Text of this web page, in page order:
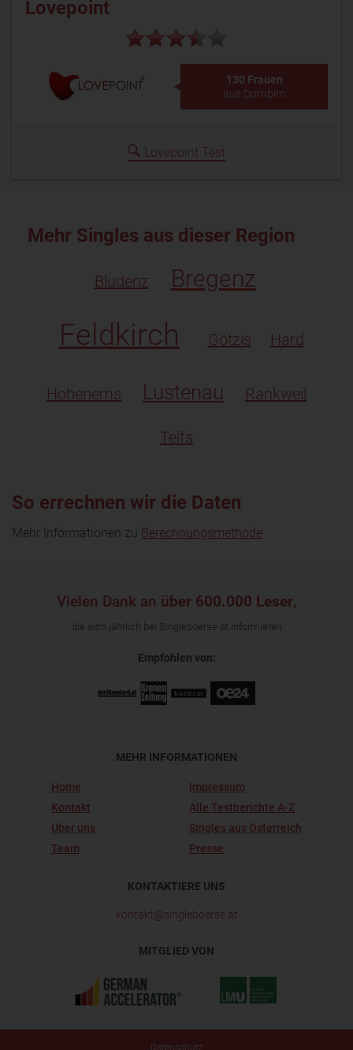
Lovepoint
130 Frauen
aus Dornbirn
Lovepoint Test
Mehr Singles aus dieser Region
Bludenz Bregenz
Feldkirch Götzis Hard
Hohenems Lustenau Rankweil
Telfs
So errechnen wir die Daten
Mehr Informationen zu Berechnungsmethode
Vielen Dank an über 600.000 Leser,
die sich jährlich bei Singleboerse.at informieren
Empfohlen von:
MEHR INFORMATIONEN
Home
Kontakt
Über uns
Team
Impressum
Alle Testberichte A-Z
Singles aus Österreich
Presse
KONTAKTIERE UNS
kontakt@singleboerse.at
MITGLIED VON
Datenschutz